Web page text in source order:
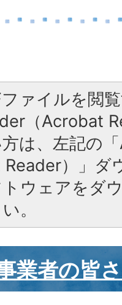
ファイルを閲
（Acrobat
は、左記の
）」ダ
ウェアをダ
。
業者の皆